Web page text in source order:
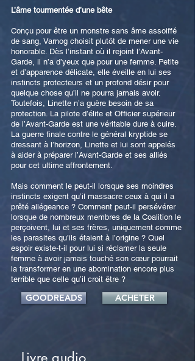
L’âme tourmentée d’une bête
Conçu pour être un monstre sans âme assoiffé
de sang, Varnog choisit plutôt de mener une vie
honorable. Dès l’instant où il rejoint l’Avant-
Garde, il n’a d’yeux que pour une femme. Petite
et d’apparence délicate, elle éveille en lui ses
instincts protecteurs et un profond désir pour
quelque chose qu’il ne pourra jamais avoir.
Toutefois, Linette n’a guère besoin de sa
protection. La pilote d’élite et Officier supérieur
de l’Avant-Garde est une véritable dure à cuire.
La guerre finale contre le général kryptide se
dressant à l’horizon, Linette et lui sont appelés
à aider à préparer l’Avant-Garde et ses alliés
pour cet ultime affrontement.
Mais comment le peut-il lorsque ses moindres
instincts exigent qu’il massacre ceux à qui il a
prêté allégeance ? Comment peut-il persévérer
lorsque de nombreux membres de la Coalition le
perçoivent, lui et ses frères, uniquement comme
les parasites qu’ils étaient à l’origine ? Quel
espoir existe-t-il pour lui si réclamer la seule
femme à avoir jamais touché son cœur pourrait
la transformer en une abomination encore plus
terrible que celle qu’il croit être ?
GOODREADS ACHETER
Livre audio